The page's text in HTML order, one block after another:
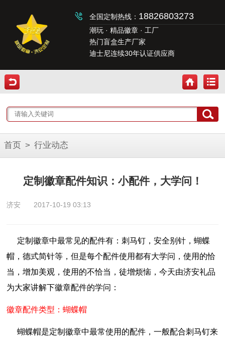
全国定制热线： 18826803273
潮玩 · 精品徽章 · 工厂
热门盲盒生产厂家
迪士尼连续30年认证供应商
首页 > 行业动态
定制徽章配件知识：小配件，大学问！
济安 2017-10-19 03:13
定制徽章中最常见的配件有：刺马钉，安全别针，蝴蝶
帽，德式简针等，但是每个配件使用都有大学问，使用的恰
当，增加美观，使用的不恰当，徒增烦恼，今天由济安礼品
为大家讲解下徽章配件的学问：
徽章配件类型：蝴蝶帽
蝴蝶帽是定制徽章中最常使用的配件，一般配合刺马钉来